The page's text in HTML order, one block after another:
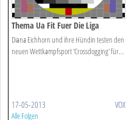
Thema Ua Fit Fuer Die Liga
Diana Eichhorn und ihre Hündin testen den
neuen Wettkampfsport 'Crossdogging' für...
17-05-2013 VOX
Alle Folgen